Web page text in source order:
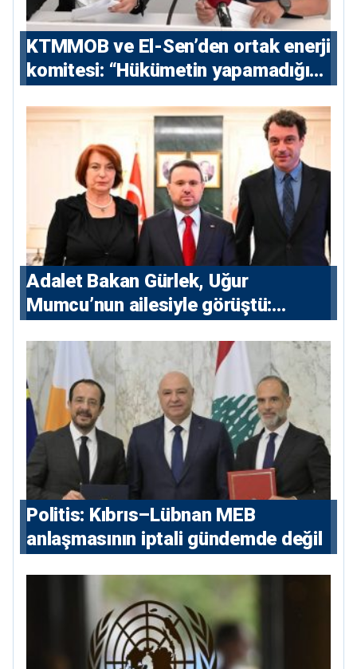
KTMMOB ve El-Sen’den ortak enerji
komitesi: “Hükümetin yapamadığını
Adalet Bakan Gürlek, Uğur
Mumcu’nun ailesiyle görüştü:
devlet isterse her olayı ortaya
çıkarır”
Politis: Kıbrıs–Lübnan MEB
anlaşmasının iptali gündemde değil